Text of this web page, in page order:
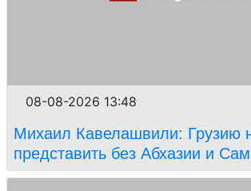
08-08-2026 13:48
Михаил Кавелашвили: Грузию
представить без Абхазии и